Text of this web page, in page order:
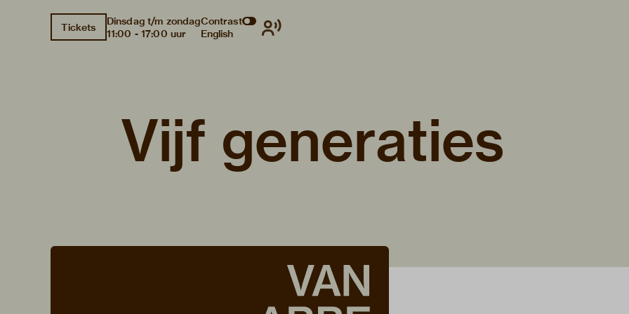
Tickets
Dinsdag t/m zondag
11:00 - 17:00 uur
Contrast
English
Vijf generaties